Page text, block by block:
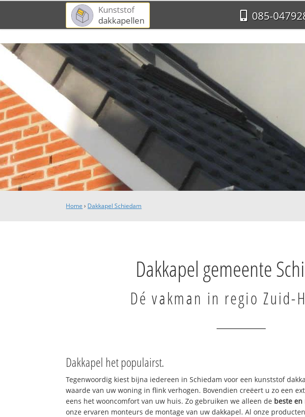
Kunststof
dakkapellen
085-
Home › Dakkapel Schiedam
Dakkapel gemeente
Dé vakman in regio Zuid-
Dakkapel het populairst.
Tegenwoordig kiest bijna iedereen in Schiedam voor een kunststof
waarde van uw woning in flink verhogen. Bovendien creëert u zo een
eens het wooncomfort van uw huis. Zo gebruiken we alleen de beste
onze ervaren monteurs de montage van uw dakkapel. Al onze